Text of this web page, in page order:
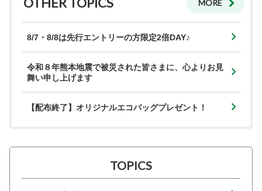
MORE
8/7・8/8は先行エントリーの方限定2倍DAY♪
令和８年熊本地震で被災された皆さまに、心よりお見
舞い申し上げます
【配布終了】オリジナルエコバッグプレゼント！
TOPICS